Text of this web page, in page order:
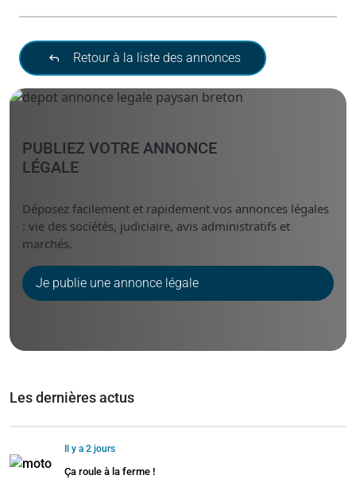
Retour à la liste des annonces
PUBLIEZ VOTRE ANNONCE
LÉGALE
Déposez facilement et rapidement vos annonces légales
: vie des sociétés, judiciaire, avis administratifs et
marchés.
Je publie une annonce légale
Les dernières actus
Il y a 2 jours
Ça roule à la ferme !